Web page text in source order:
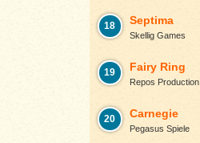
18 Septima
Skellig Games
19 Fairy Ring
Repos Production
20 Carnegie
Pegasus Spiele